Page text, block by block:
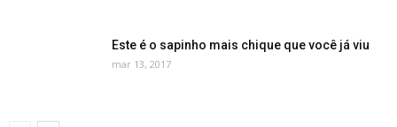
Este é o sapinho mais chique que você já viu
mar 13, 2017